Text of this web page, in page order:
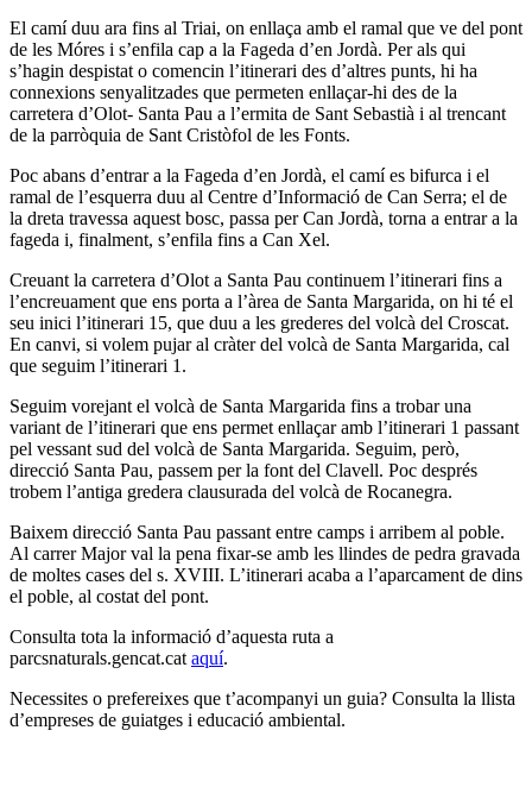
El camí duu ara fins al Triai, on enllaça amb el ramal que ve del pont
de les Móres i s’enfila cap a la Fageda d’en Jordà. Per als qui
s’hagin despistat o comencin l’itinerari des d’altres punts, hi ha
connexions senyalitzades que permeten enllaçar-hi des de la
carretera d’Olot- Santa Pau a l’ermita de Sant Sebastià i al trencant
de la parròquia de Sant Cristòfol de les Fonts.
Poc abans d’entrar a la Fageda d’en Jordà, el camí es bifurca i el
ramal de l’esquerra duu al Centre d’Informació de Can Serra; el de
la dreta travessa aquest bosc, passa per Can Jordà, torna a entrar a la
fageda i, finalment, s’enfila fins a Can Xel.
Creuant la carretera d’Olot a Santa Pau continuem l’itinerari fins a
l’encreuament que ens porta a l’àrea de Santa Margarida, on hi té el
seu inici l’itinerari 15, que duu a les grederes del volcà del Croscat.
En canvi, si volem pujar al cràter del volcà de Santa Margarida, cal
que seguim l’itinerari 1.
Seguim vorejant el volcà de Santa Margarida fins a trobar una
variant de l’itinerari que ens permet enllaçar amb l’itinerari 1 passant
pel vessant sud del volcà de Santa Margarida. Seguim, però,
direcció Santa Pau, passem per la font del Clavell. Poc després
trobem l’antiga gredera clausurada del volcà de Rocanegra.
Baixem direcció Santa Pau passant entre camps i arribem al poble.
Al carrer Major val la pena fixar-se amb les llindes de pedra gravada
de moltes cases del s. XVIII. L’itinerari acaba a l’aparcament de dins
el poble, al costat del pont.
Consulta tota la informació d’aquesta ruta a
parcsnaturals.gencat.cat aquí.
Necessites o prefereixes que t’acompanyi un guia? Consulta la llista
d’empreses de guiatges i educació ambiental.